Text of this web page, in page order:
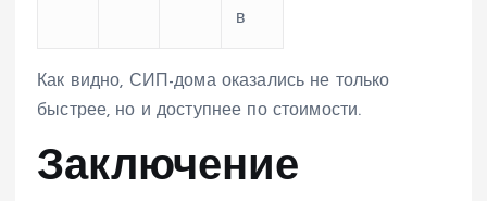
в
Как видно, СИП-дома оказались не только
быстрее, но и доступнее по стоимости.
Заключение